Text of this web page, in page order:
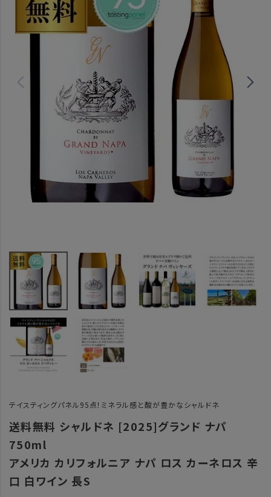
テイスティングパネル95点！ミネラル感と酸が豊かなシャルドネ
送料無料 シャルドネ [2025]グランド ナパ
750ml
アメリカ カリフォルニア ナパ ロス カーネロス 辛
口 白ワイン 長S